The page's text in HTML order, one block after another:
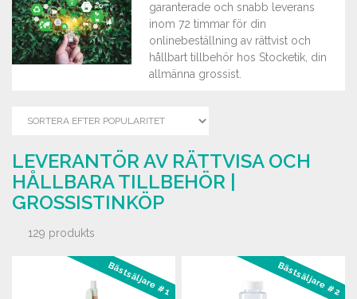
garanterade och snabb leverans
inom 72 timmar för din
onlinebeställning av rättvist och
hållbart tillbehör hos Stocketik, din
allmänna grossist.
LEVERANTÖR AV RÄTTVISA OCH
HÅLLBARA TILLBEHÖR |
GROSSISTINKÖP
129 produkts
Bästsäljare #1 Bästsäljare #2